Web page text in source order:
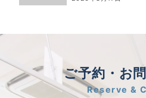
ご予約・お
Reserve &